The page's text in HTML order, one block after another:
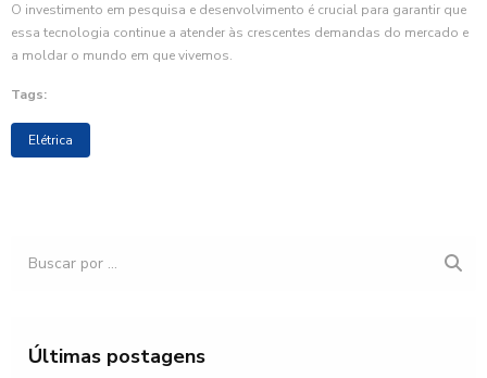
O investimento em pesquisa e desenvolvimento é crucial para garantir que
essa tecnologia continue a atender às crescentes demandas do mercado e
a moldar o mundo em que vivemos.
Tags:
Elétrica
Últimas postagens